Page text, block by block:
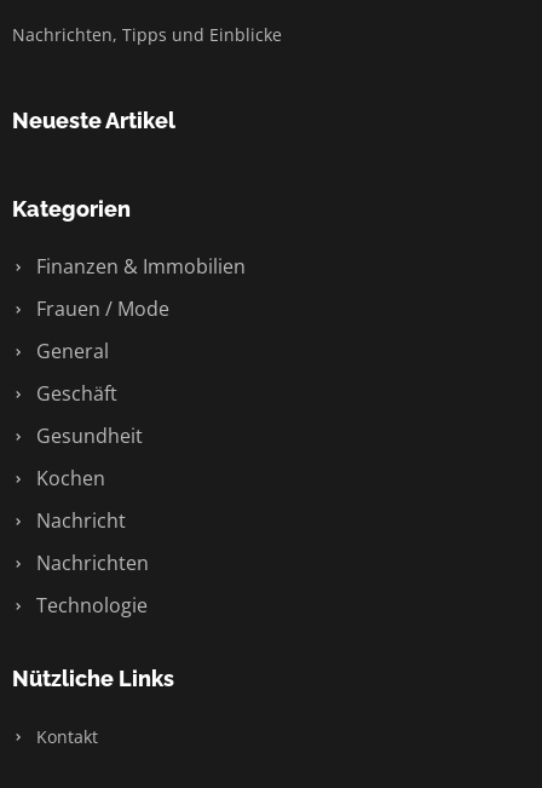
Nachrichten, Tipps und Einblicke
Neueste Artikel
Kategorien
Finanzen & Immobilien
Frauen / Mode
General
Geschäft
Gesundheit
Kochen
Nachricht
Nachrichten
Technologie
Nützliche Links
Kontakt